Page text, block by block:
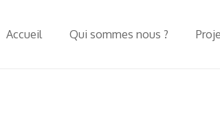
Accueil Qui sommes nous ?